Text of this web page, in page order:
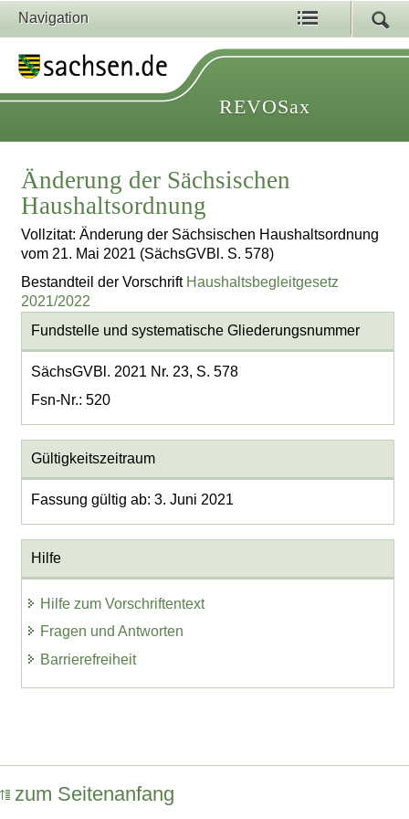
Navigation
REVOSax
Änderung der Sächsischen
Haushaltsordnung
Vollzitat: Änderung der Sächsischen Haushaltsordnung
vom 21. Mai 2021 (SächsGVBl. S. 578)
Bestandteil der Vorschrift Haushaltsbegleitgesetz
2021/2022
Fundstelle und systematische Gliederungsnummer
SächsGVBl. 2021 Nr. 23, S. 578
Fsn-Nr.: 520
Gültigkeitszeitraum
Fassung gültig ab: 3. Juni 2021
Hilfe
Hilfe zum Vorschriftentext
Fragen und Antworten
Barrierefreiheit
zum Seitenanfang